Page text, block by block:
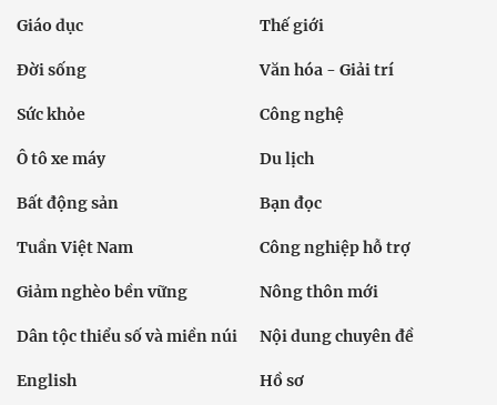
Giáo dục Thế giới
Đời sống Văn hóa - Giải trí
Sức khỏe Công nghệ
Ô tô xe máy Du lịch
Bất động sản Bạn đọc
Tuần Việt Nam Công nghiệp hỗ trợ
Giảm nghèo bền vững Nông thôn mới
Dân tộc thiểu số và miền núi Nội dung chuyên đề
English Hồ sơ